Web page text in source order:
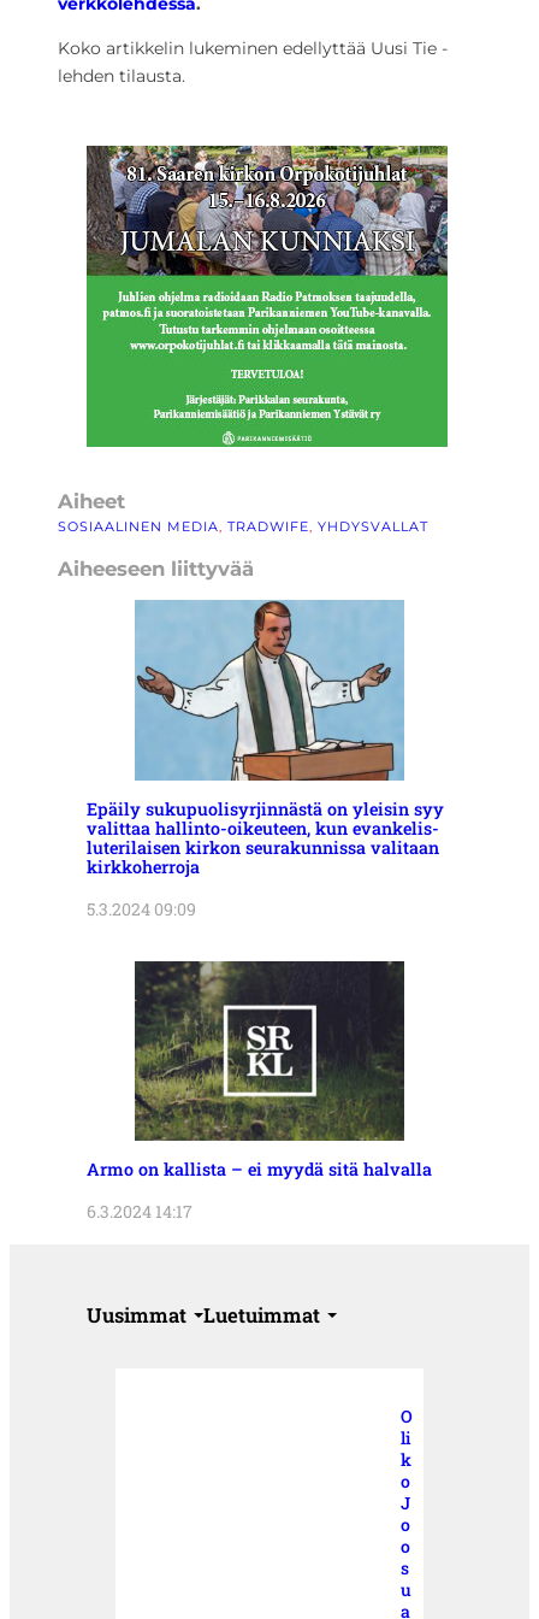
Koko artikkelin lukeminen edellyttää Uusi Tie -
lehden tilausta.
Aiheet
SOSIAALINEN MEDIA, TRADWIFE, YHDYSVALLAT
Aiheeseen liittyvää
Epäily sukupuolisyrjinnästä on yleisin syy
valittaa hallinto-oikeuteen, kun evankelis-
luterilaisen kirkon seurakunnissa valitaan
kirkkoherroja
5.3.2024 09:09
Armo on kallista – ei myydä sitä halvalla
6.3.2024 14:17
Uusimmat Luetuimmat
O
li
k
o
J
o
o
s
u
a